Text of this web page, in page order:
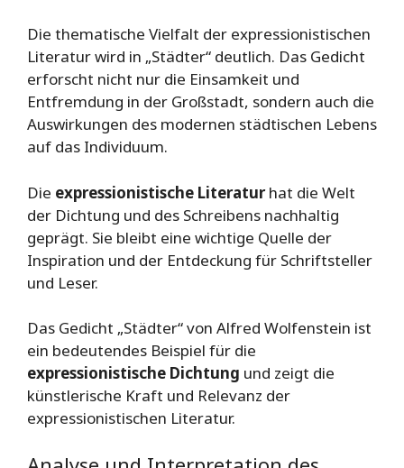
Die thematische Vielfalt der expressionistischen
Literatur wird in „Städter“ deutlich. Das Gedicht
erforscht nicht nur die Einsamkeit und
Entfremdung in der Großstadt, sondern auch die
Auswirkungen des modernen städtischen Lebens
auf das Individuum.
Die expressionistische Literaturhat die Welt
der Dichtung und des Schreibens nachhaltig
geprägt. Sie bleibt eine wichtige Quelle der
Inspiration und der Entdeckung für Schriftsteller
und Leser.
Das Gedicht „Städter“ von Alfred Wolfenstein ist
ein bedeutendes Beispiel für die
expressionistische Dichtung und zeigt die
künstlerische Kraft und Relevanz der
expressionistischen Literatur.